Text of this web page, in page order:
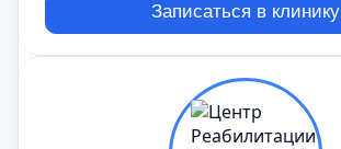
Записаться в клинику